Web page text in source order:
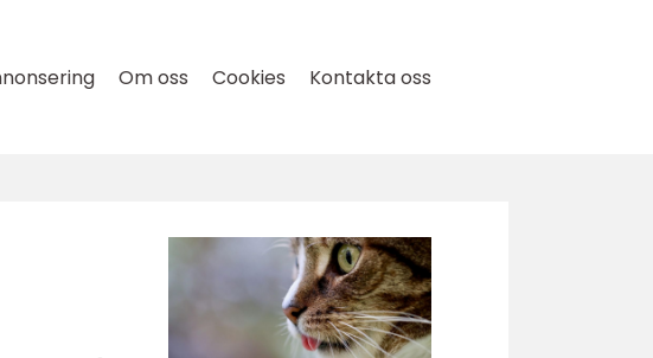
Om oss Cookies Kontakta oss